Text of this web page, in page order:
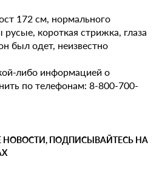
172 см, нормального
короткая стрижка, глаза
был одет, неизвестно
либо информацией о
по телефонам: 8-800-700-
НОВОСТИ, ПОДПИСЫВАЙТЕСЬ НА